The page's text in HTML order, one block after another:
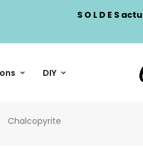
S O L D E S
DIY
Chalcopyrite